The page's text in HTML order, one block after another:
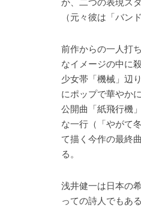
か、二つの表現ス
（元々彼は「バン
前作からの一人打
なイメージの中に
少女帯「機械」辺
にポップで華やか
公開曲「紙飛行機
な一行（「やがて
て描く今作の最終
る。
浅井健一は日本の
っての詩人でもあ